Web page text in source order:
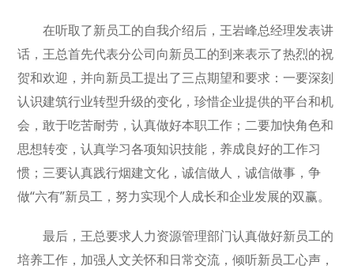
在听取了新员工的自我介绍后，王岩峰总经理发表讲
话，王总首先代表分公司向新员工的到来表示了热烈的祝
贺和欢迎，并向新员工提出了三点期望和要求：一要深刻
认识建筑行业转型升级的变化，珍惜企业提供的平台和机
会，敢于吃苦耐劳，认真做好本职工作；二要加快角色和
思想转变，认真学习各项知识技能，养成良好的工作习
惯；三要认真践行烟建文化，诚信做人，诚信做事，争
做“六有”新员工，努力实现个人成长和企业发展的双赢。
最后，王总要求人力资源管理部门认真做好新员工的
培养工作，加强人文关怀和日常交流，倾听新员工心声，